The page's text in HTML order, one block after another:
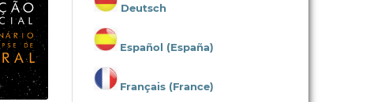
Deutsch
Español (España)
Français (France)